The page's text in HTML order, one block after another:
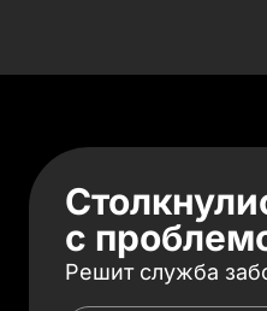
с
Решит служба